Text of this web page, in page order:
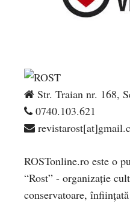
Str. Traian nr. 168,
0740.103.621
ROSTonline.ro este o
“Rost” - organizaţie
conservatoare,